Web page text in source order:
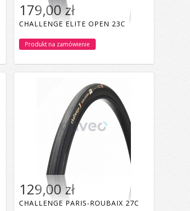
179,00 zł
CHALLENGE ELITE OPEN 23C
Produkt na zamówienie
129,00 zł
CHALLENGE PARIS-ROUBAIX 27C